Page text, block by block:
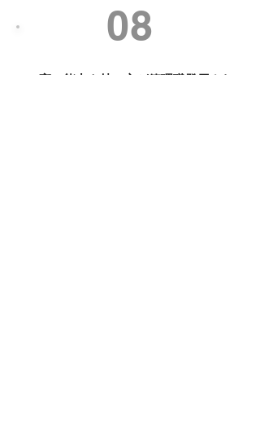
8. 高い能力を持つ方が管理職登用され
08